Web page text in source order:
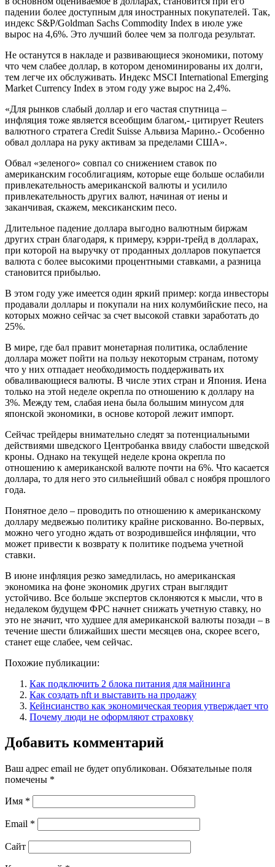
падении более доступным для иностранных покупателей. Так,
индекс S&P/Goldman Sachs Commodity Index в июле уже
вырос на 4,6%. Это лучший более чем за полгода результат.
Не останутся в накладе и развивающиеся экономики, потому
что чем слабее доллар, в котором деноминированы их долги,
тем легче их обслуживать. Индекс MSCI International Emerging
Market Currency Index в этом году уже вырос на 2,4%.
«Для рынков слабый доллар и его частая спутница –
инфляция тоже является всеобщим благом,- цитирует Reuters
валютного стратега Credit Suisse Альвиза Марино.- Особенно
обвал доллара на руку активам за пределами США».
Обвал «зеленого» совпал со снижением ставок по
американским гособлигациям, которые еще больше ослабили
привлекательность американской валюты и усилило
привлекательность других валют, начиная от иены и
заканчивая, скажем, мексиканским песо.
Длительное падение доллара выгодно валютным биржам
других стран благодаря, к примеру, кэрри-трейд в долларах,
при которой на выручку от проданных долларов покупается
валюта с более высокими процентными ставками, а разница
становится прибылью.
В этом году уже имеется один яркий пример: когда инвесторы
продавали доллары и покупали на них колумбийские песо, на
которых можно сейчас за счет высокой ставки заработать до
25%.
В мире, где бал правит монетарная политика, ослабление
доллара может пойти на пользу некоторым странам, потому
что у них отпадает необходимость поддерживать их
обваливающиеся валюты. В числе этих стран и Япония. Иена
только на этой неделе окрепла по отношению к доллару на
3%. Между тем, слабая иена была большим минусом для
японской экономики, в основе которой лежит импорт.
Сейчас трейдеры внимательно следят за потенциальными
действиями шведского Центробанка ввиду слабости шведской
кроны. Однако на текущей неделе крона окрепла по
отношению к американской валюте почти на 6%. Что касается
доллара, то для него это сильнейший обвал с ноября прошлого
года.
Понятное дело – проводить по отношению к американскому
доллару медвежью политику крайне рискованно. Во-первых,
можно чего угодно ждать от возродившейся инфляции, что
может привести к возврату к политике подъема учетной
ставки.
В июне инфляция резко замедлилась, но американская
экономика на фоне экономик других стран выглядит
устойчиво. Все больше экспертов склоняются к мысли, что в
недалеком будущем ФРС начнет снижать учетную ставку, но
это не значит, что худшее для американской валюты позади – в
течение шести ближайших шести месяцев она, скорее всего,
станет еще слабее, чем сейчас.
Похожие публикации:
Как подключить 2 блока питания для майнинга
Как создать nft и выставить на продажу
Кейнсианство как экономическая теория утверждает что
Почему люди не оформляют страховку
Добавить комментарий
Ваш адрес email не будет опубликован. Обязательные поля
помечены *
Имя *
Email *
Сайт